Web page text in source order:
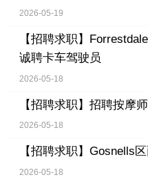
2026-05-19
【招聘求职】
诚聘卡车驾驶员
2026-05-18
【招聘求职】 招聘按摩师
2026-05-18
【招聘求职】 Gosnells
2026-05-18